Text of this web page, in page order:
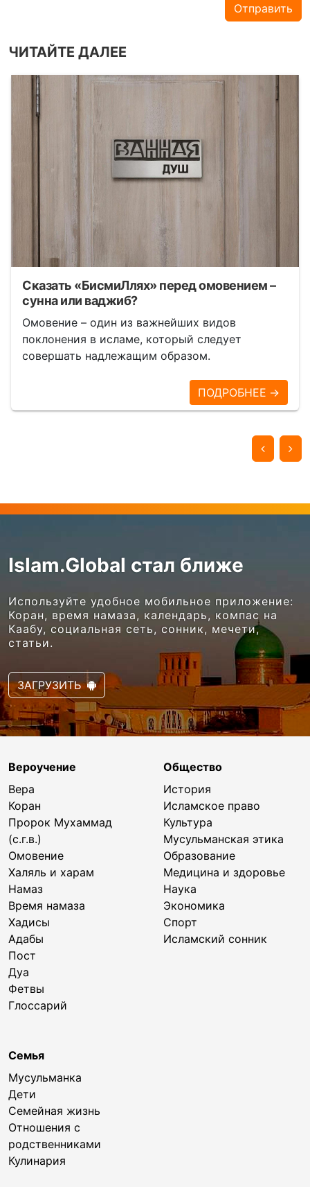
Отправить
ЧИТАЙТЕ ДАЛЕЕ
Сказать «БисмиЛлях» перед омовением –
сунна или ваджиб?
Омовение – один из важнейших видов
поклонения в исламе, который следует
совершать надлежащим образом.
ПОДРОБНЕЕ →
Islam.Global стал ближе
Используйте удобное мобильное приложение:
Коран, время намаза, календарь, компас на
Каабу, социальная сеть, сонник, мечети,
статьи.
ЗАГРУЗИТЬ
Вероучение
Вера
Коран
Пророк Мухаммад
(с.г.в.)
Омовение
Халяль и харам
Намаз
Время намаза
Хадисы
Адабы
Пост
Дуа
Фетвы
Глоссарий
Общество
История
Исламское право
Культура
Мусульманская этика
Образование
Медицина и здоровье
Наука
Экономика
Спорт
Исламский сонник
Семья
Мусульманка
Дети
Семейная жизнь
Отношения с
родственниками
Кулинария